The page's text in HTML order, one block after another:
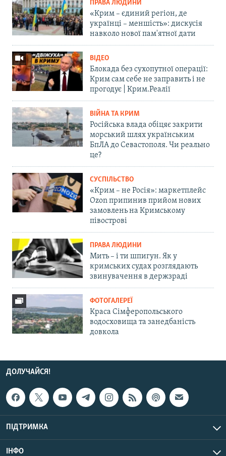
ПРАВА ЛЮДИНИ
«Крим – єдиний регіон, де
українці – меншість»: дискусія
навколо нової пам'ятної дати
ВІДЕО
Блокада без сухопутної операції:
Крим сам себе не заправить і не
прогодує | Крим.Реалії
ВІЙНА ТА КРИМ
Російська влада обіцяє закрити
морський шлях українським
БпЛА до Севастополя. Чи реально
це?
СУСПІЛЬСТВО
«Крим – не Росія»: маркетплейс
Ozon припинив прийом нових
замовлень на Кримському
півострові
ПРАВА ЛЮДИНИ
Мить – і ти шпигун. Як у
кримських судах розглядають
звинувачення в держзраді
ФОТОГАЛЕРЕЇ
Краса Сімферопольського
водосховища та занедбаність
довкола
ДОЛУЧАЙСЯ!
ПІДТРИМКА
ІНФО